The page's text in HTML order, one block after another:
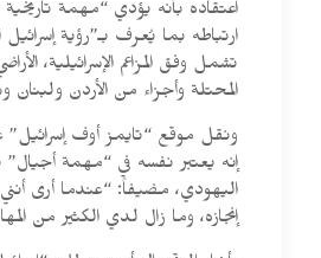
اعتقاده بأنه يؤدي “مهمة
ارتباطه بما يُعرف بـ”رؤية إسرائيل
تشمل وفق المزاعم الإسرائيلية،
المحتلة وأجزاء من الأردن ولبنان
ونقل موقع “تايمز أوف إسرائيل”
إنه يعتبر نفسه في “مهمة
اليهودي، مضيفاً: “عندما أرى
إنجازه، وما زال لدي الكثير من